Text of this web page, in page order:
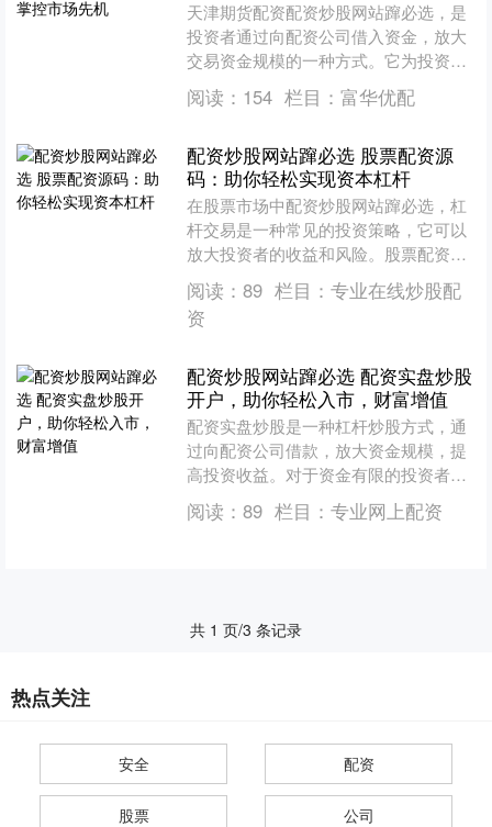
天津期货配资配资炒股网站蹿必选，是
投资者通过向配资公司借入资金，放大
交易资金规模的一种方式。它为投资者
提供了以下优势： 3.选择合适的股票：
在进行股票配资之前，....
阅读： 154 栏目： 富华优配
配资炒股网站蹿必选 股票配资源
码：助你轻松实现资本杠杆
在股票市场中配资炒股网站蹿必选，杠
杆交易是一种常见的投资策略，它可以
放大投资者的收益和风险。股票配资源
码是一种便捷的工具，可以帮助投资者
轻松实现资本杠杆。 首先....
阅读： 89 栏目： 专业在线炒股配
资
配资炒股网站蹿必选 配资实盘炒股
开户，助你轻松入市，财富增值
配资实盘炒股是一种杠杆炒股方式，通
过向配资公司借款，放大资金规模，提
高投资收益。对于资金有限的投资者来
说，配资实盘炒股可以有效降低入市门
槛，扩大投资机会。 1.....
阅读： 89 栏目： 专业网上配资
共 1 页/3 条记录
热点关注
安全 配资
股票 公司